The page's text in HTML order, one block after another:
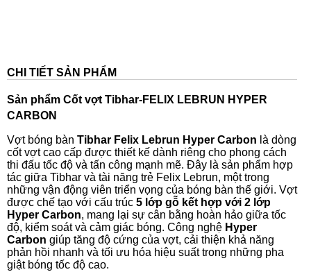
CHI TIẾT SẢN PHẨM
Sản phẩm Cốt vợt Tibhar-FELIX LEBRUN HYPER
CARBON
Vợt bóng bàn Tibhar Felix Lebrun Hyper Carbon là dòng
cốt vợt cao cấp được thiết kế dành riêng cho phong cách
thi đấu tốc độ và tấn công mạnh mẽ. Đây là sản phẩm hợp
tác giữa Tibhar và tài năng trẻ Felix Lebrun, một trong
những vận động viên triển vọng của bóng bàn thế giới. Vợt
được chế tạo với cấu trúc 5 lớp gỗ kết hợp với 2 lớp
Hyper Carbon, mang lại sự cân bằng hoàn hảo giữa tốc
độ, kiểm soát và cảm giác bóng. Công nghệ Hyper
Carbon giúp tăng độ cứng của vợt, cải thiện khả năng
phản hồi nhanh và tối ưu hóa hiệu suất trong những pha
giật bóng tốc độ cao.